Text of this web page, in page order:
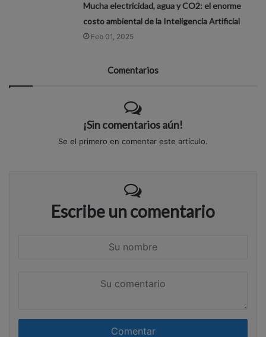
Mucha electricidad, agua y CO2: el enorme
costo ambiental de la Inteligencia Artificial
Feb 01, 2025
Comentarios
¡Sin comentarios aún!
Se el primero en comentar este artículo.
Escribe un comentario